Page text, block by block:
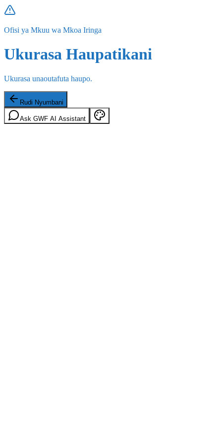
Ofisi ya Mkuu wa Mkoa Iringa
Ukurasa Haupatikani
Ukurasa unaoutafuta haupo.
Rudi Nyumbani
Ask GWF AI Assistant